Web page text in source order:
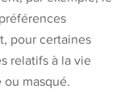
pour certaines
relatifs à la vie
masqué.